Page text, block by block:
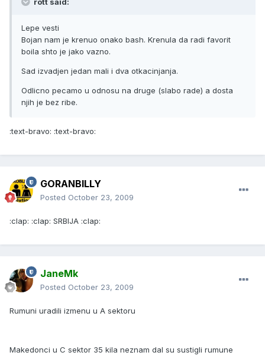
rott said:
Lepe vesti
Bojan nam je krenuo onako bash. Krenula da radi favorit
boila shto je jako vazno.
Sad izvadjen jedan mali i dva otkacinjanja.
Odlicno pecamo u odnosu na druge (slabo rade) a dosta
njih je bez ribe.
:text-bravo: :text-bravo:
GORANBILLY
Posted October 23, 2009
:clap: :clap: SRBIJA :clap:
JaneMk
Posted October 23, 2009
Rumuni uradili izmenu u A sektoru
Makedonci u C sektor 35 kila neznam dal su sustigli rumune